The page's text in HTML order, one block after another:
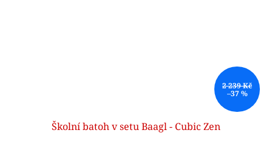
2 239 Kč
–37 %
Školní batoh v setu Baagl - Cubic Zen